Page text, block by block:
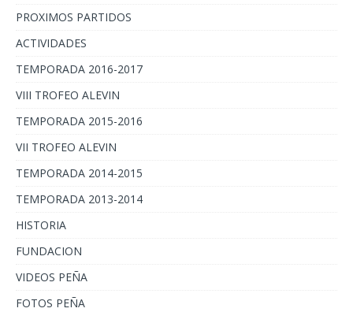
PROXIMOS PARTIDOS
ACTIVIDADES
TEMPORADA 2016-2017
VIII TROFEO ALEVIN
TEMPORADA 2015-2016
VII TROFEO ALEVIN
TEMPORADA 2014-2015
TEMPORADA 2013-2014
HISTORIA
FUNDACION
VIDEOS PEÑA
FOTOS PEÑA